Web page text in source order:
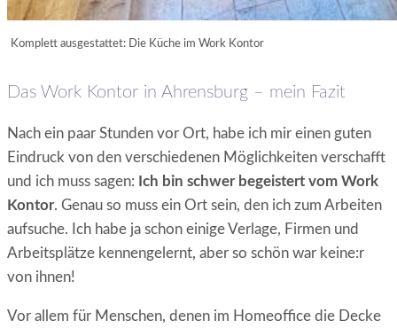
Komplett ausgestattet: Die Küche im Work Kontor
Das Work Kontor in Ahrensburg – mein Fazit
Nach ein paar Stunden vor Ort, habe ich mir einen guten
Eindruck von den verschiedenen Möglichkeiten verschafft
und ich muss sagen: Ich bin schwer begeistert vom Work
Kontor. Genau so muss ein Ort sein, den ich zum Arbeiten
aufsuche. Ich habe ja schon einige Verlage, Firmen und
Arbeitsplätze kennengelernt, aber so schön war keine:r
von ihnen!
Vor allem für Menschen, denen im Homeoffice die Decke